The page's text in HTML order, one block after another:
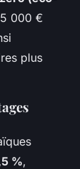
000 €
plus
%,